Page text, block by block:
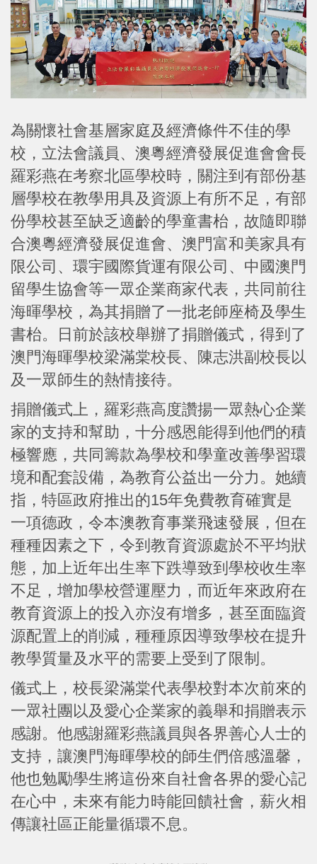
為關懷社會基層家庭及經濟條件不佳的學
校，立法會議員、澳粵經濟發展促進會會長
羅彩燕在考察北區學校時，關注到有部份基
層學校在教學用具及資源上有所不足，有部
份學校甚至缺乏適齡的學童書枱，故隨即聯
合澳粵經濟發展促進會、澳門富和美家具有
限公司、環宇國際貨運有限公司、中國澳門
留學生協會等一眾企業商家代表，共同前往
海暉學校，為其捐贈了一批老師座椅及學生
書枱。日前於該校舉辦了捐贈儀式，得到了
澳門海暉學校梁滿棠校長、陳志洪副校長以
及一眾師生的熱情接待。
捐贈儀式上，羅彩燕高度讚揚一眾熱心企業
家的支持和幫助，十分感恩能得到他們的積
極響應，共同籌款為學校和學童改善學習環
境和配套設備，為教育公益出一分力。她續
指，特區政府推出的15年免費教育確實是
一項德政，令本澳教育事業飛速發展，但在
種種因素之下，令到教育資源處於不平均狀
態，加上近年出生率下跌導致到學校收生率
不足，增加學校營運壓力，而近年來政府在
教育資源上的投入亦沒有增多，甚至面臨資
源配置上的削減，種種原因導致學校在提升
教學質量及水平的需要上受到了限制。
儀式上，校長梁滿棠代表學校對本次前來的
一眾社團以及愛心企業家的義舉和捐贈表示
感謝。他感謝羅彩燕議員與各界善心人士的
支持，讓澳門海暉學校的師生們倍感溫馨，
他也勉勵學生將這份來自社會各界的愛心記
在心中，未來有能力時能回饋社會，薪火相
傳讓社區正能量循環不息。